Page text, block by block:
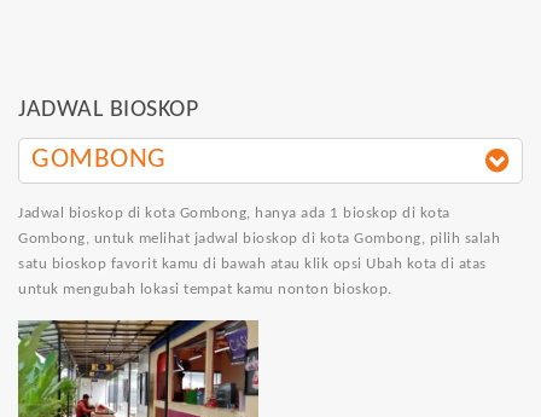
JADWAL BIOSKOP
GOMBONG
Jadwal bioskop di kota Gombong, hanya ada 1 bioskop di kota
Gombong, untuk melihat jadwal bioskop di kota Gombong, pilih salah
satu bioskop favorit kamu di bawah atau klik opsi Ubah kota di atas
untuk mengubah lokasi tempat kamu nonton bioskop.